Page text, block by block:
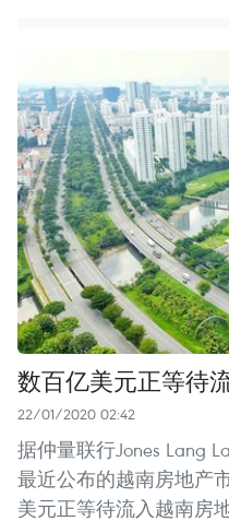
数百亿美元正等待
22/01/2020 02:42
据仲量联行Jones Lang
最近公布的越南房地产
美元正等待流入越南房